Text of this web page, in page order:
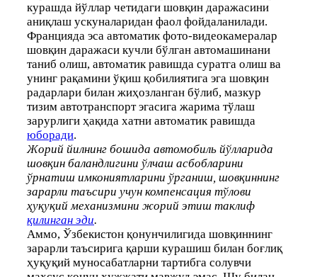
курашда йўллар четидаги шовқин даражасини
аниқлаш ускуналаридан фаол фойдаланилади.
Францияда эса автоматик фото-видеокамералар
шовқин даражаси кучли бўлган автомашинани
таниб олиш, автоматик равишда суратга олиш ва
унинг рақамини ўқиш қобилиятига эга шовқин
радарлари билан жиҳозланган бўлиб, мазкур
тизим автотранспорт эгасига жарима тўлаш
зарурлиги ҳақида хатни автоматик равишда
юборади.
Жорий йилнинг бошида автомобиль йўлларида
шовқин баландлигини ўлчаш асбобларини
ўрнатиш имкониятларини ўрганиш, шовқиннинг
зарарли таъсири учун компенсaция тўлови
ҳуқуқий механизмини жорий этиш таклиф
қилинган эди.
Аммо, Ўзбекистон қонунчилигида шовқиннинг
зарарли таъсирига қарши курашиш билан боғлиқ
ҳуқуқий муносабатларни тартибга солувчи